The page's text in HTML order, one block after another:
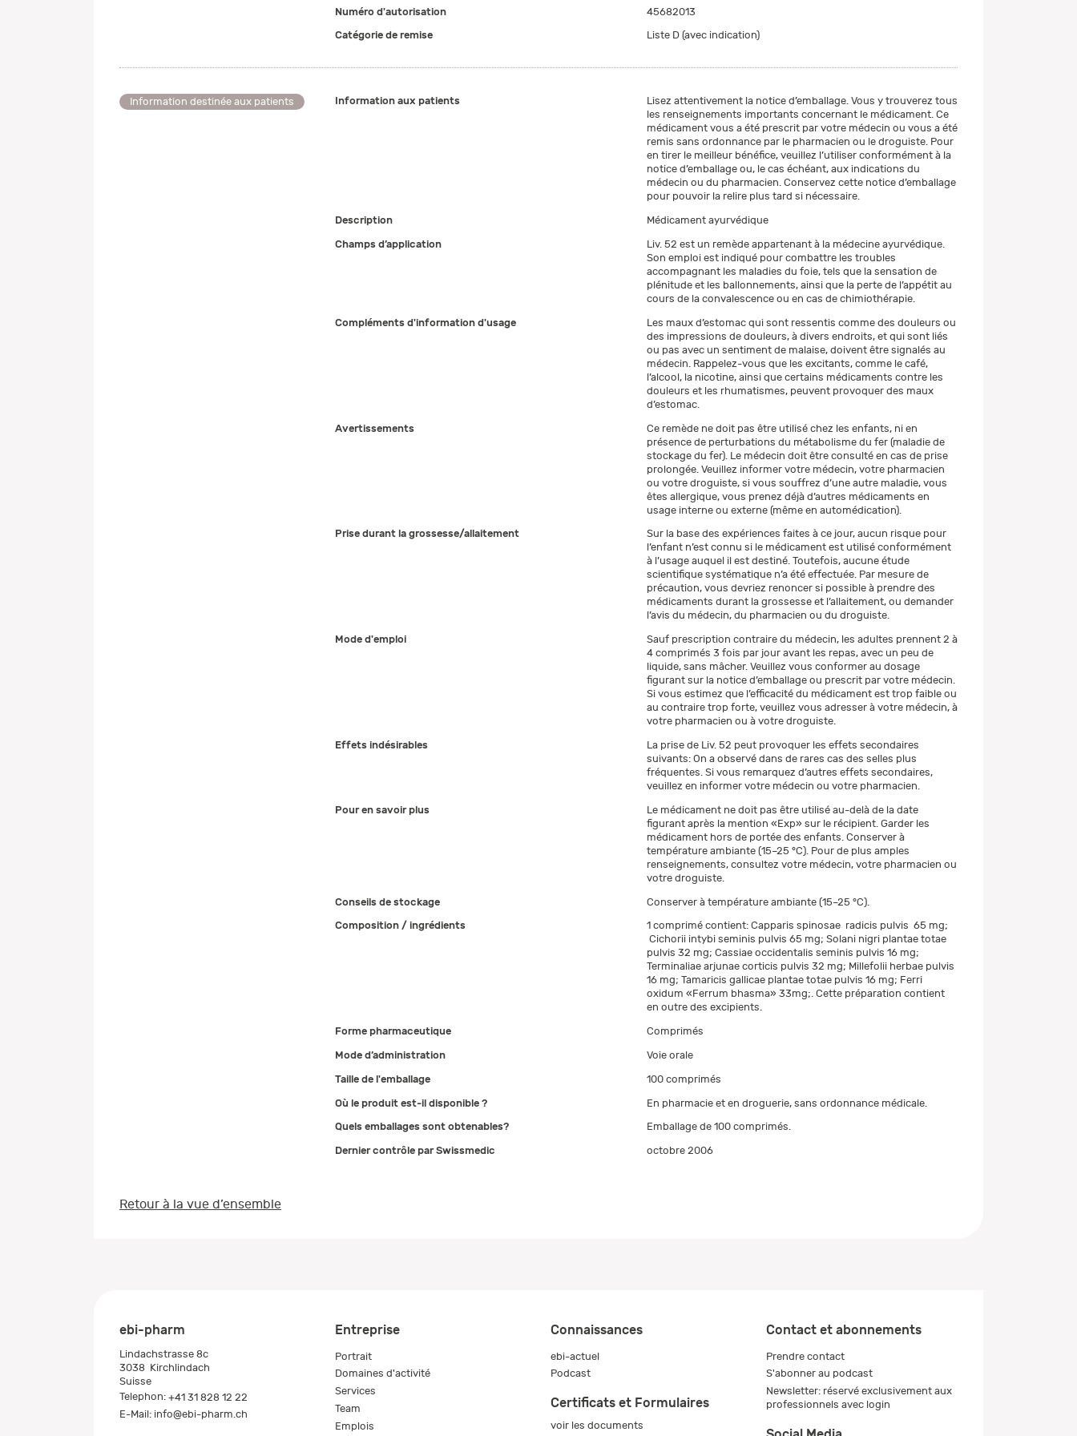
Numéro d'autorisation
45682013
Catégorie de remise
Liste D (avec indication)
Information destinée aux patients Information aux patients
Lisez attentivement la notice d’emballage. Vous y trouverez tous
les renseignements importants concernant le médicament. Ce
médicament vous a été prescrit par votre médecin ou vous a été
remis sans ordonnance par le pharmacien ou le droguiste. Pour
en tirer le meilleur bénéfice, veuillez l’utiliser conformément à la
notice d’emballage ou, le cas échéant, aux indications du
médecin ou du pharmacien. Conservez cette notice d’emballage
pour pouvoir la relire plus tard si nécessaire.
Description
Médicament ayurvédique
Champs d’application
Liv. 52 est un remède appartenant à la médecine ayurvédique.
Son emploi est indiqué pour combattre les troubles
accompagnant les maladies du foie, tels que la sensation de
plénitude et les ballonnements, ainsi que la perte de l’appétit au
cours de la convalescence ou en cas de chimiothérapie.
Compléments d'information d'usage
Les maux d’estomac qui sont ressentis comme des douleurs ou
des impressions de douleurs, à divers endroits, et qui sont liés
ou pas avec un sentiment de malaise, doivent être signalés au
médecin. Rappelez-vous que les excitants, comme le café,
l’alcool, la nicotine, ainsi que certains médicaments contre les
douleurs et les rhumatismes, peuvent provoquer des maux
d’estomac.
Avertissements
Ce remède ne doit pas être utilisé chez les enfants, ni en
présence de perturbations du métabolisme du fer (maladie de
stockage du fer). Le médecin doit être consulté en cas de prise
prolongée. Veuillez informer votre médecin, votre pharmacien
ou votre droguiste, si vous souffrez d’une autre maladie, vous
êtes allergique, vous prenez déjà d’autres médicaments en
usage interne ou externe (même en automédication).
Prise durant la grossesse/allaitement
Sur la base des expériences faites à ce jour, aucun risque pour
l’enfant n’est connu si le médicament est utilisé conformément
à l’usage auquel il est destiné. Toutefois, aucune étude
scientifique systématique n’a été effectuée. Par mesure de
précaution, vous devriez renoncer si possible à prendre des
médicaments durant la grossesse et l’allaitement, ou demander
l’avis du médecin, du pharmacien ou du droguiste.
Mode d'emploi
Sauf prescription contraire du médecin, les adultes prennent 2 à
4 comprimés 3 fois par jour avant les repas, avec un peu de
liquide, sans mâcher. Veuillez vous conformer au dosage
figurant sur la notice d’emballage ou prescrit par votre médecin.
Si vous estimez que l’efficacité du médicament est trop faible ou
au contraire trop forte, veuillez vous adresser à votre médecin, à
votre pharmacien ou à votre droguiste.
Effets indésirables
La prise de Liv. 52 peut provoquer les effets secondaires
suivants: On a observé dans de rares cas des selles plus
fréquentes. Si vous remarquez d’autres effets secondaires,
veuillez en informer votre médecin ou votre pharmacien.
Pour en savoir plus
Le médicament ne doit pas être utilisé au-delà de la date
figurant après la mention «Exp» sur le récipient. Garder les
médicament hors de portée des enfants. Conserver à
température ambiante (15–25 °C). Pour de plus amples
renseignements, consultez votre médecin, votre pharmacien ou
votre droguiste.
Conseils de stockage
Conserver à température ambiante (15–25 °C).
Composition / ingrédients
1 comprimé contient: Capparis spinosae radicis pulvis 65 mg;
Cichorii intybi seminis pulvis 65 mg; Solani nigri plantae totae
pulvis 32 mg; Cassiae occidentalis seminis pulvis 16 mg;
Terminaliae arjunae corticis pulvis 32 mg; Millefolii herbae pulvis
16 mg; Tamaricis gallicae plantae totae pulvis 16 mg; Ferri
oxidum «Ferrum bhasma» 33mg;. Cette préparation contient
en outre des excipients.
Forme pharmaceutique
Comprimés
Mode d’administration
Voie orale
Taille de l'emballage
100 comprimés
Où le produit est-il disponible ?
En pharmacie et en droguerie, sans ordonnance médicale.
Quels emballages sont obtenables?
Emballage de 100 comprimés.
Dernier contrôle par Swissmedic
octobre 2006
Retour à la vue d’ensemble
ebi-pharm
Lindachstrasse 8c
3038 Kirchlindach
Suisse
Telephon: +41 31 828 12 22
E-Mail: info@ebi-pharm.ch
Entreprise
Portrait
Domaines d'activité
Services
Team
Emplois
Connaissances
ebi-actuel
Podcast
Certificats et Formulaires
voir les documents
Contact et abonnements
Prendre contact
S'abonner au podcast
Newsletter: réservé exclusivement aux
professionnels avec login